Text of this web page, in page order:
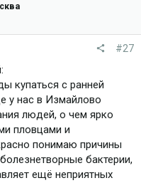
#27
купаться с ранней
у нас в Измайлово
людей, о чем ярко
пловцами и
понимаю причины
бактерии,
ещё неприятных